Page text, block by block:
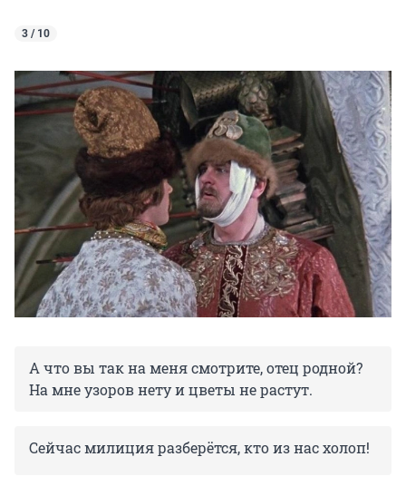
3 / 10
А что вы так на меня смотрите, отец родной?
На мне узоров нету и цветы не растут.
Сейчас милиция разберётся, кто из нас холоп!